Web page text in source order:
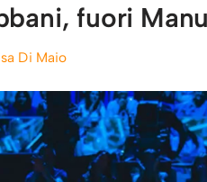
fuori
Di Maio